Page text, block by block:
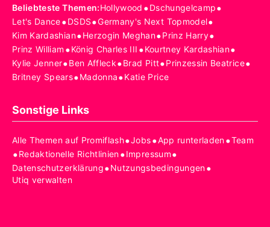
Beliebteste Themen:Hollywood •Dschungelcamp•
Let's Dance•DSDS•Germany's Next Topmodel•
Kim Kardashian•Herzogin Meghan•Prinz Harry•
Prinz William •König Charles III •Kourtney Kardashian•
Kylie Jenner•Ben Affleck•Brad Pitt•Prinzessin Beatrice•
Britney Spears•Madonna•Katie Price
Sonstige Links
Alle Themen auf Promiflash•Jobs•App runterladen•Team
•Redaktionelle Richtlinien•Impressum•
Datenschutzerklärung•Nutzungsbedingungen•
Utiq verwalten